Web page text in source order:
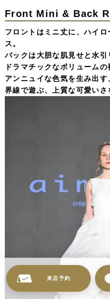
Front Mini & Back
フロントはミニ丈に、ハイ
ス。
バックは大胆な肌見せと水引
ドラマチックなボリューム
アンニュイな色気を生み出
界線で遊ぶ、上質な可愛いさ
来店予約